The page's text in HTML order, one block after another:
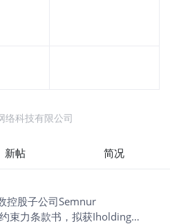
络科技有限公司
新帖 简况
控股子公司Semnur
束力条款书，拟获Iholding